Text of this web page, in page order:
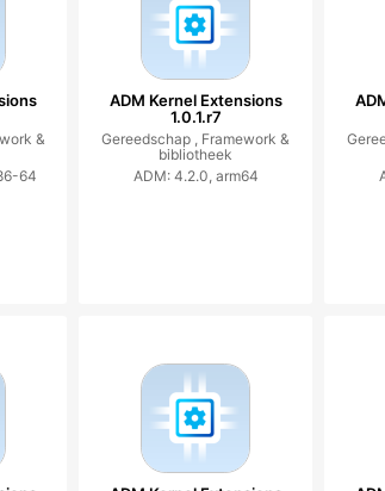
&
64
ADM Kernel Extensions
1.0.1.r7
Gereedschap , Framework &
bibliotheek
ADM: 4.2.0, arm64